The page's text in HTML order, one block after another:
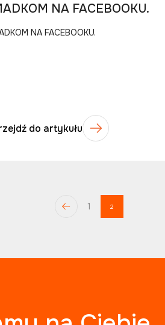
NA FACEBOOKU.
NA FACEBOOKU.
do artykułu
1 2